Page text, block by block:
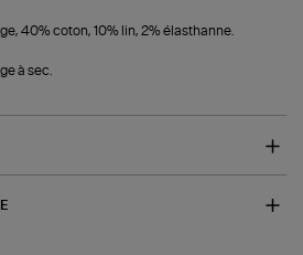
40% coton, 10% lin, 2% élasthanne.
à sec.